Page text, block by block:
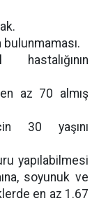
az 70 almış
30 yaşını
yapılabilmesi
soyunuk ve
en az 1.67